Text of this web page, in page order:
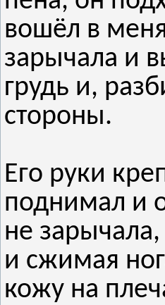
вошёл в
зарычала и
грудь и,
стороны.
Его руки
поднимал и
не
и сжимая
кожу на